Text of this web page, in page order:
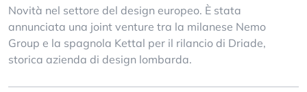
Novità nel settore del design europeo. È stata
annunciata una joint venture tra la milanese Nemo
Group e la spagnola Kettal per il rilancio di Driade,
storica azienda di design lombarda.